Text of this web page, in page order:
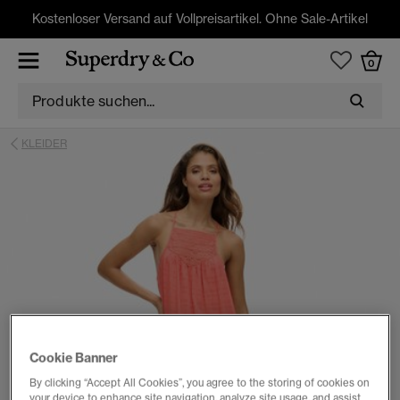
Kostenloser Versand auf Vollpreisartikel. Ohne Sale-Artikel
0
KLEIDER
Cookie Banner
By clicking “Accept All Cookies”, you agree to the storing of cookies on